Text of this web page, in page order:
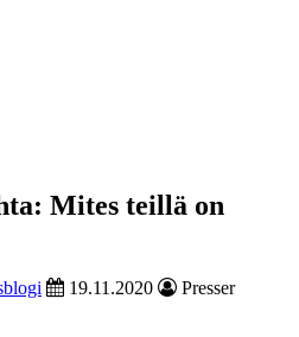
Mites teillä on
19.11.2020
Presser